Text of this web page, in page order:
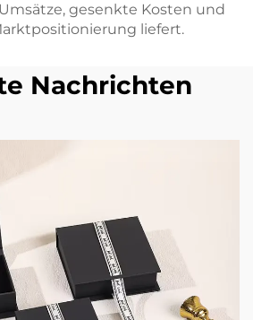
gesenkte Kosten und
liefert.
Nachrichten